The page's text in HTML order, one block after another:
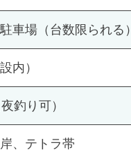
車場（台数限られる）
内）
釣り可）
、テトラ帯